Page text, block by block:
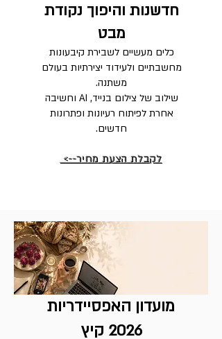
חדשנות והיפוך נקודת
מבט
כלים מעשיים לשבירת קיבעונות
מחשבתיים ולעידוד יצירתיות בעולם
משתנה.
שילוב של צילום בנייד, AI וחשיבה
אחרת לפיתוח רעיונות ופתרונות
חדשים.
לקבלת הצעת מחיר-->
מועדון האפסיידריות
2026 קיץ